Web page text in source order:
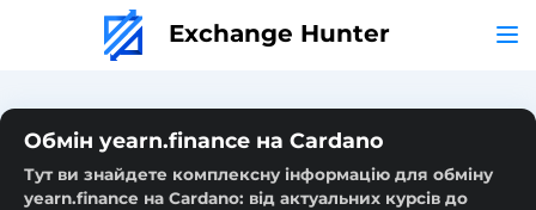
Exchange Hunter
Обмін yearn.finance на Cardano
Тут ви знайдете комплексну інформацію для обміну
yearn.finance на Cardano: від актуальних курсів до